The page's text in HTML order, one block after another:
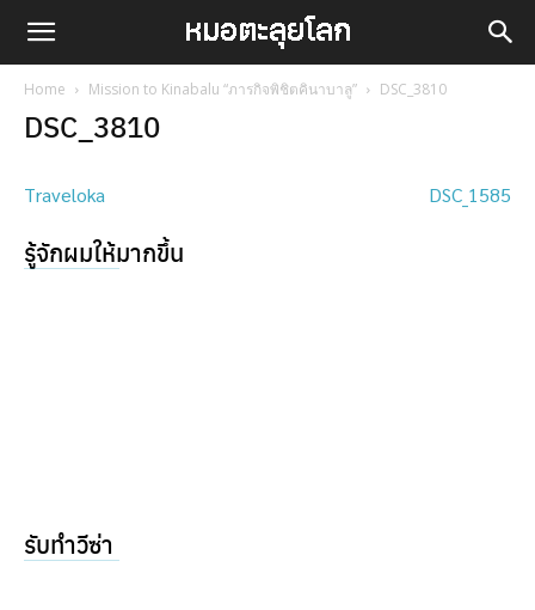
Home Mission to Kinabalu “ภารกิจพิชิตคินาบาลู” DSC_3810
DSC_3810
Traveloka DSC_1585
รู้จักผมให้มากขึ้น
รับทำวีซ่า